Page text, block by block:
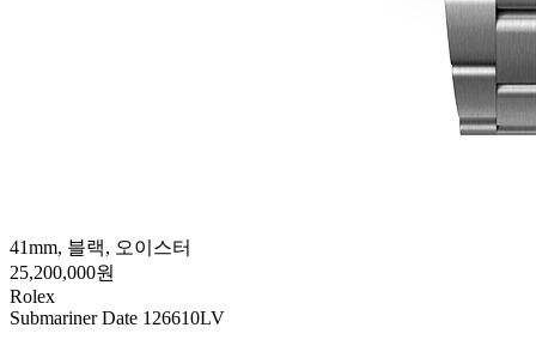
41mm, 블랙, 오이스터
25,200,000원
Rolex
Submariner Date 126610LV